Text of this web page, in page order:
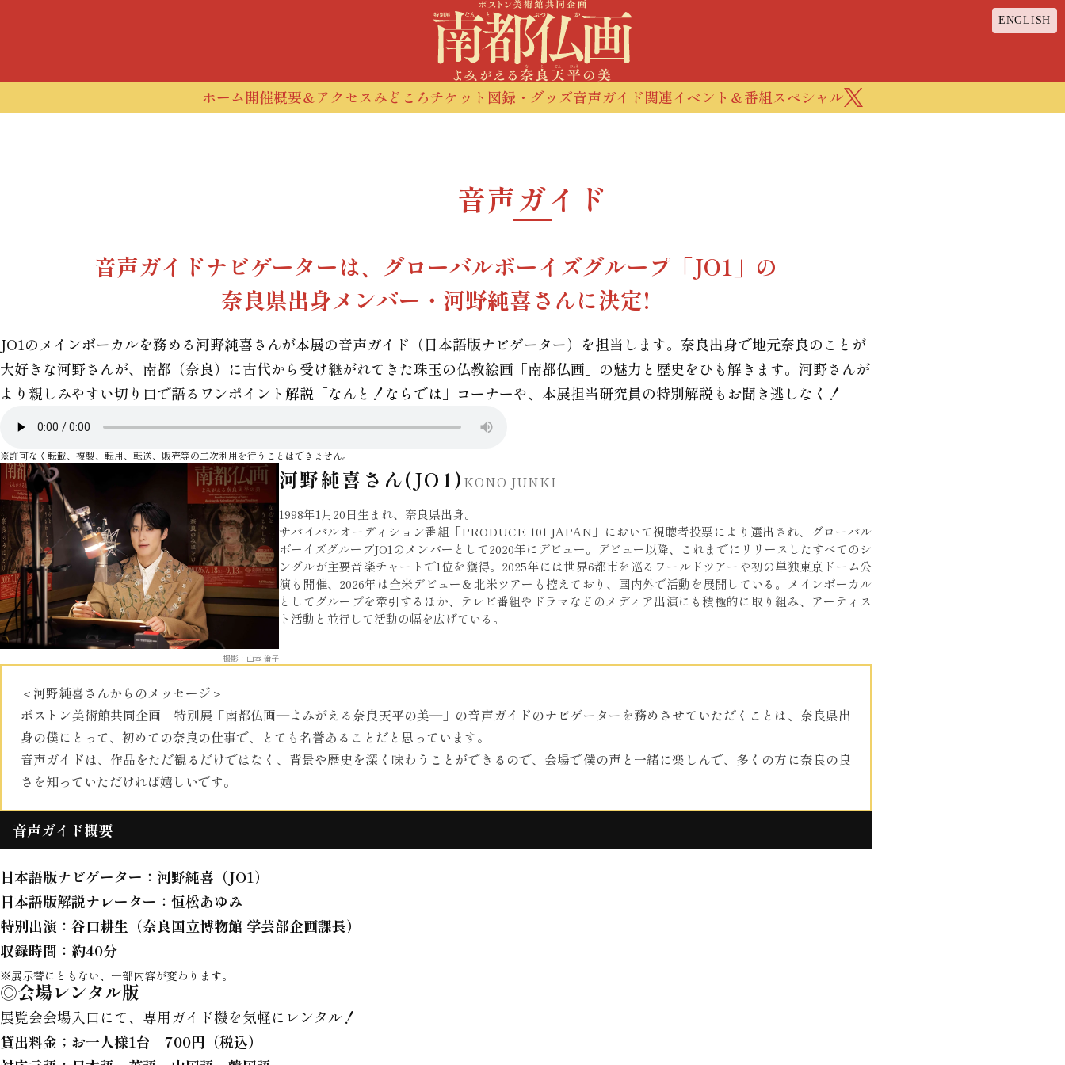
ENGLISH
ホーム開催概要＆アクセスみどころチケット 図録・グッズ音声ガイド関連イベント＆番組スペシャル
音声ガイド
音声ガイドナビゲーターは、 グローバルボーイズグループ「JO1」の
奈良県出身メンバー・河野純喜さんに決定!
JO1のメインボーカルを務める河野純喜さんが本展の音声ガイド（日本語版ナビゲーター）を担当します。奈良出身で地元奈良のことが
大好きな河野さんが、南都（奈良）に古代から受け継がれてきた珠玉の仏教絵画「南都仏画」の魅力と歴史をひも解きます。河野さんが
より親しみやすい切り口で語るワンポイント解説「なんと！ならでは」コーナーや、本展担当研究員の特別解説もお聞き逃しなく！
※許可なく転載、複製、転用、転送、販売等の二次利用を行うことはできません。
撮影：山本倫子
河野純喜さん(JO1) KONO JUNKI
1998年1月20日生まれ、奈良県出身。
サバイバルオーディション番組「PRODUCE 101 JAPAN」において視聴者投票により選出され、グローバル
ボーイズグループJO1のメンバーとして2020年にデビュー。デビュー以降、これまでにリリースしたすべてのシ
ングルが主要音楽チャートで1位を獲得。2025年には世界6都市を巡るワールドツアーや初の単独東京ドーム公
演も開催、2026年は全米デビュー＆北米ツアーも控えており、国内外で活動を展開している。メインボーカル
としてグループを牽引するほか、テレビ番組やドラマなどのメディア出演にも積極的に取り組み、アーティス
ト活動と並行して活動の幅を広げている。
＜河野純喜さんからのメッセージ＞
ボストン美術館共同企画 特別展「南都仏画―よみがえる奈良天平の美―」の音声ガイドのナビゲーターを務めさせていただくことは、奈良県出
身の僕にとって、初めての奈良の仕事で、とても名誉あることだと思っています。
音声ガイドは、作品をただ観るだけではなく、背景や歴史を深く味わうことができるので、会場で僕の声と一緒に楽しんで、多くの方に奈良の良
さを知っていただければ嬉しいです。
音声ガイド概要
日本語版ナビゲーター： 河野純喜（JO1）
日本語版解説ナレーター： 恒松あゆみ
特別出演： 谷口耕生（奈良国立博物館 学芸部企画課長）
収録時間： 約40分
※展示替にともない、一部内容が変わります。
◎会場レンタル版
展覧会会場入口にて、専用ガイド機を気軽にレンタル！
貸出料金；お一人様1台 700円（税込）